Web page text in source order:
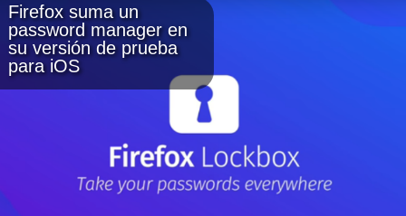
Firefox suma un
password manager en
su versión de prueba
para iOS